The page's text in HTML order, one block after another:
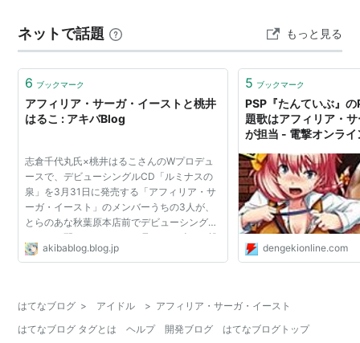
ネットで話題 もっと見る
6 ブックマーク
アフィリア・サーガ・イーストと桃井
はるこ : アキバBlog
志倉千代丸氏×桃井はるこさんのWプロデュ
ースで、デビューシングルCD「ルミナスの
泉」を3月31日に発売する「アフィリア・サ
ーガ・イースト」のメンバーうちの3人が、
とらのあな秋葉原本店前でデビューシングル
のチラシ配りをしていて、見かけた時は、桃
井はるこさんと一緒に撮影（たぶんコレ）し
akibablog.blog.jp
5 ブックマーク
PSP『たんていぶ』
題歌はアフィリア・
が担当 - 電撃オンライ
dengekionline.com
はてなブログ > アイドル > アフィリア・サーガ・イースト
はてなブログ タグとは
ヘルプ 開発ブログ はてなブログトップ